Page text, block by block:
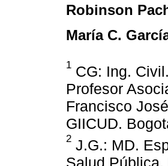
Robinson
María C.
1 CG: Ing.
Profesor
Francisco
GIICUD.
2 J.G.: MD.
Salud